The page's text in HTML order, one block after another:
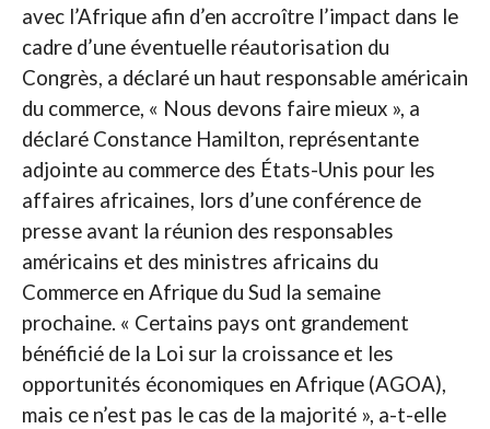
avec l’Afrique afin d’en accroître l’impact dans le
cadre d’une éventuelle réautorisation du
Congrès, a déclaré un haut responsable américain
du commerce, « Nous devons faire mieux », a
déclaré Constance Hamilton, représentante
adjointe au commerce des États-Unis pour les
affaires africaines, lors d’une conférence de
presse avant la réunion des responsables
américains et des ministres africains du
Commerce en Afrique du Sud la semaine
prochaine. « Certains pays ont grandement
bénéficié de la Loi sur la croissance et les
opportunités économiques en Afrique (AGOA),
mais ce n’est pas le cas de la majorité », a-t-elle